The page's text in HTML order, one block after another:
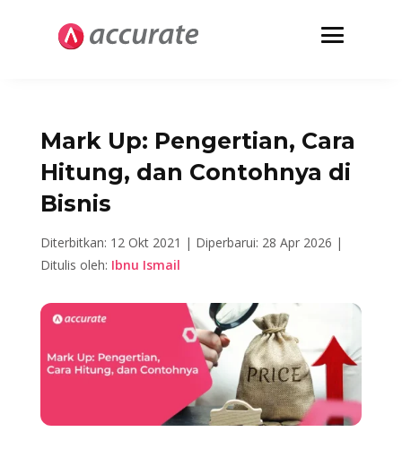
Mark Up: Pengertian, Cara
Hitung, dan Contohnya di
Bisnis
Diterbitkan: 12 Okt 2021 | Diperbarui: 28 Apr 2026 |
Ditulis oleh: Ibnu Ismail